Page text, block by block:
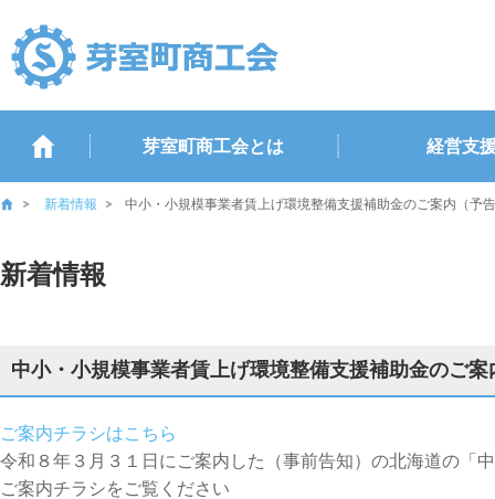
芽室町商工会とは 経営支
新着情報 中小・小規模事業者賃上げ環境整備支援補助金のご案内（予
新着情報
中小・小規模事業者賃上げ環境整備支援補助金のご
ご案内チラシはこちら
令和８年３月３１日にご案内した（事前告知）の北海道の「
ご案内チラシをご覧ください